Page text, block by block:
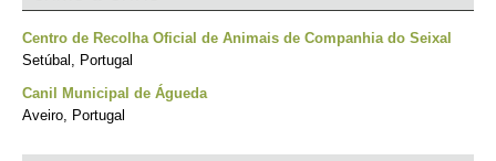
Centro de Recolha Oficial de Animais de Companhia do Seixal
Setúbal, Portugal
Canil Municipal de Águeda
Aveiro, Portugal